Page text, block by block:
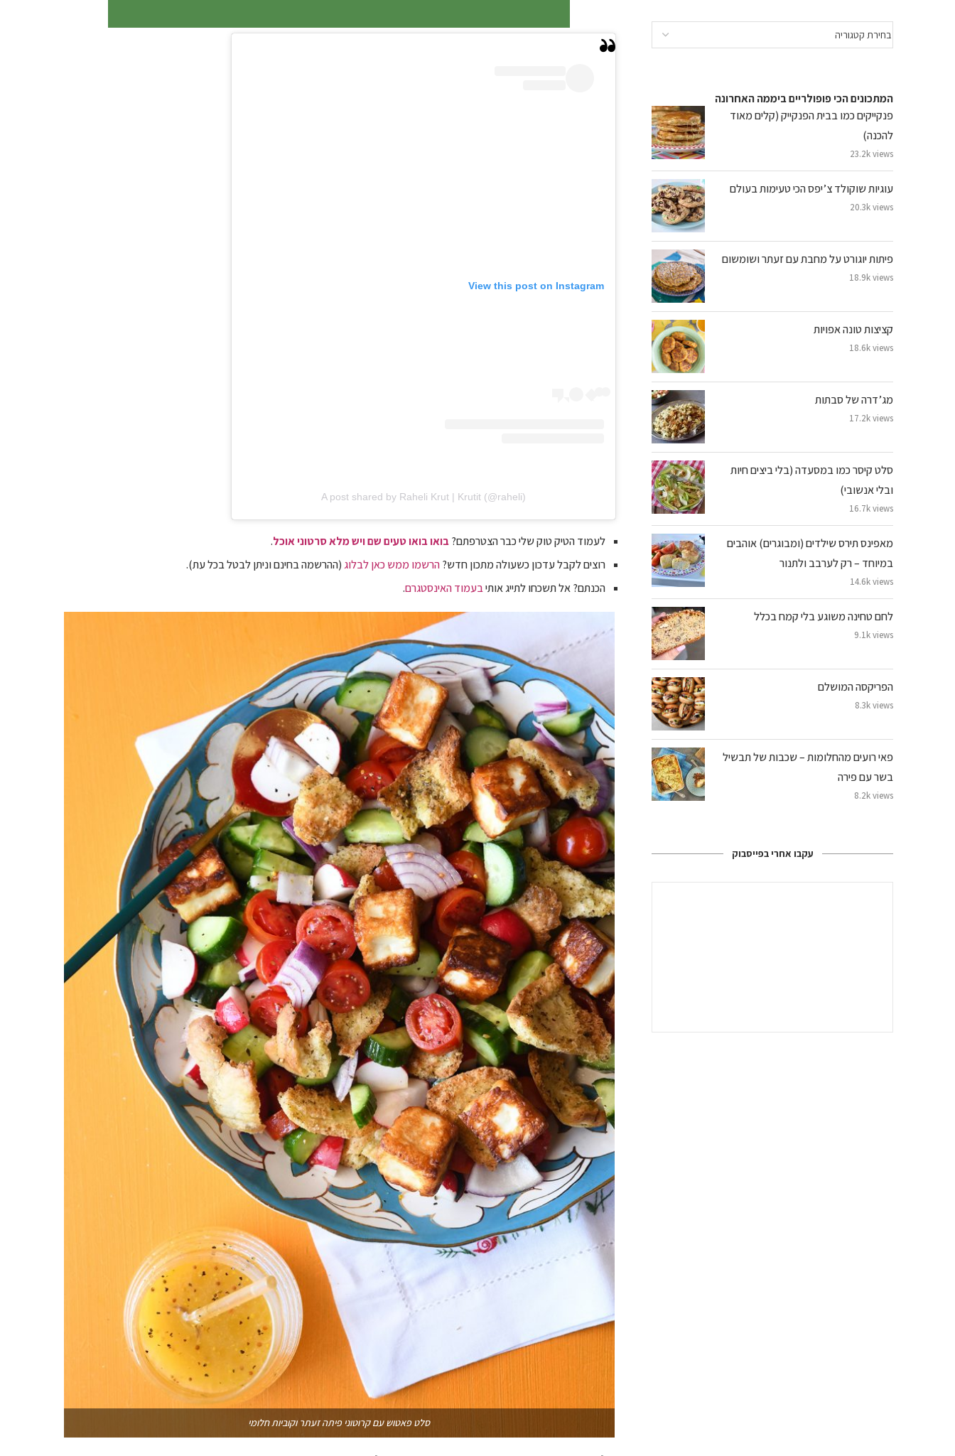
View this post on Instagram
A post shared by Raheli Krut | Krutit (@raheli)
לעמוד הטיק טוק שלי כבר הצטרפתם?בואו בואו טעים שם ויש מלא סרטוני אוכל.
רוצים לקבל עדכון כשעולה מתכון חדש?הרשמו ממש כאן לבלוג(ההרשמה בחינם וניתן לבטל בכל עת).
הכנתם? אל תשכחו לתייג אותיבעמוד האינסטגרם.
סלט פאטוש עם קרוטוני פיתה זעתר וקוביות חלומי
המתכונים הכי פופולריים ביממה האחרונה
פנקייקים כמו בבית הפנקייק (קלים מאוד
להכנה)
23.2k views
עוגיות שוקולד צ’יפס הכי טעימות בעולם
20.3k views
פיתות יוגורט על מחבת עם זעתר ושומשום
18.9k views
קציצות טונה אפויות
18.6k views
מג’דרה של סבתות
17.2k views
סלט קיסר כמו במסעדה (בלי ביצים חיות
ובלי אנשובי)
16.7k views
מאפינס תירס שילדים (ומבוגרים) אוהבים
במיוחד – רק לערבב ולתנור
14.6k views
לחם טחינה משוגע בלי קמח בכלל
9.1k views
הפריקסה המושלם
8.3k views
פאי רועים מהחלומות – שכבות של תבשיל
בשר עם פירה
8.2k views
עקבו אחרי בפייסבוק